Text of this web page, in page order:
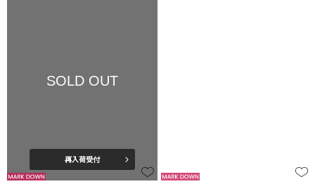
SOLD OUT
再入荷受付